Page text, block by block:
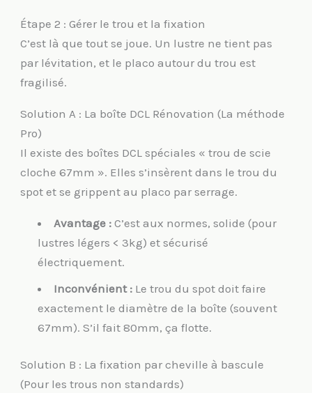
Étape 2 : Gérer le trou et la fixation
C’est là que tout se joue. Un lustre ne tient pas
par lévitation, et le placo autour du trou est
fragilisé.
Solution A : La boîte DCL Rénovation (La méthode
Pro)
Il existe des boîtes DCL spéciales « trou de scie
cloche 67mm ». Elles s’insèrent dans le trou du
spot et se grippent au placo par serrage.
Avantage : C’est aux normes, solide (pour
lustres légers < 3kg) et sécurisé
électriquement.
Inconvénient : Le trou du spot doit faire
exactement le diamètre de la boîte (souvent
67mm). S’il fait 80mm, ça flotte.
Solution B : La fixation par cheville à bascule
(Pour les trous non standards)